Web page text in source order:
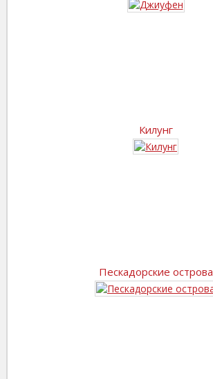
Килунг
Пескадорские острова